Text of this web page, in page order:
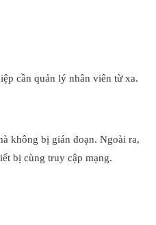
cần quản lý nhân viên từ xa.
không bị gián đoạn. Ngoài ra,
bị cùng truy cập mạng.